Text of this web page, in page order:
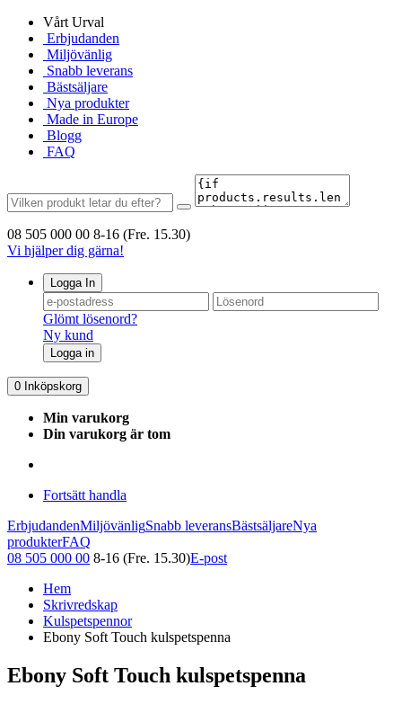
Vårt Urval
Erbjudanden
Miljövänlig
Snabb leverans
Bästsäljare
Nya produkter
Made in Europe
Blogg
FAQ
08 505 000 00 8-16 (Fre. 15.30)
Vi hjälper dig gärna!
Logga In
Glömt lösenord?
Ny kund
Logga in
0 Inköpskorg
Min varukorg
Din varukorg är tom
Fortsätt handla
ErbjudandenMiljövänligSnabb leveransBästsäljareNya
produkterFAQ
08 505 000 00 8-16 (Fre. 15.30)E-post
Hem
Skrivredskap
Kulspetspennor
Ebony Soft Touch kulspetspenna
Ebony Soft Touch kulspetspenna